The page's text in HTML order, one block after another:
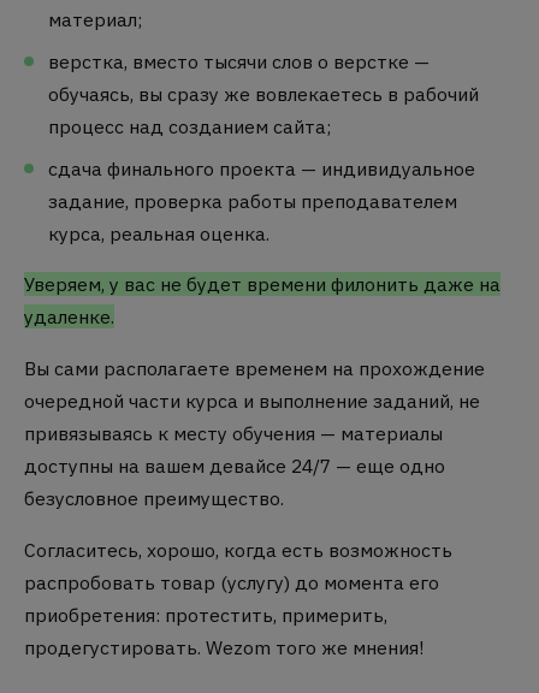
материал;
верстка, вместо тысячи слов о верстке —
обучаясь, вы сразу же вовлекаетесь в рабочий
процесс над созданием сайта;
сдача финального проекта — индивидуальное
задание, проверка работы преподавателем
курса, реальная оценка.
Уверяем, у вас не будет времени филонить даже на
удаленке.
Вы сами располагаете временем на прохождение
очередной части курса и выполнение заданий, не
привязываясь к месту обучения — материалы
доступны на вашем девайсе 24/7 — еще одно
безусловное преимущество.
Согласитесь, хорошо, когда есть возможность
распробовать товар (услугу) до момента его
приобретения: протестить, примерить,
продегустировать. Wezom того же мнения!